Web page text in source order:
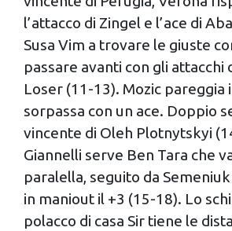
l’attacco di Zingel e l’ace di
Susa Vim a trovare le giuste
passare avanti con gli attacchi
Loser (11-13). Mozic pareggia
sorpassa con un ace. Doppio
vincente di Oleh Plotnytskyi
Giannelli serve Ben Tara che
paralella, seguito da
in maniout il +3 (15-18). Lo
polacco di casa Sir tiene le